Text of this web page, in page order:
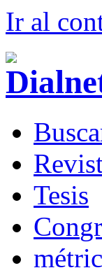
Ir al
B
R
Tesis
Con
m